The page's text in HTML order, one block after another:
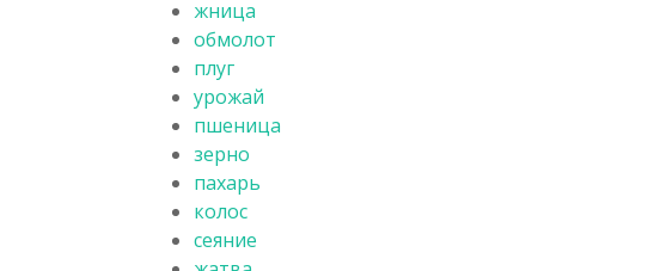
жница
обмолот
плуг
урожай
пшеница
зерно
пахарь
колос
сеяние